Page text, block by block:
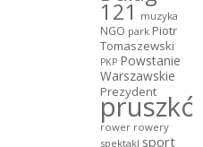
121 muzyka
NGO park Piotr
Tomaszewski
PKP Powstanie
Warszawskie
Prezydent
pruszków
rower rowery
spektakl sport